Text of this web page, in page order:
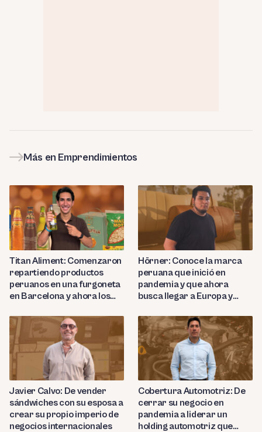
Más en Emprendimientos
Titan Aliment: Comenzaron
repartiendo productos
peruanos en una furgoneta
en Barcelona y ahora los
países
Hörner: Conoce la marca
peruana que inició en
pandemia y que ahora
busca llegar a Europa y
productos de cuero de lujo
Javier Calvo: De vender
sándwiches con su esposa a
crear su propio imperio de
negocios internacionales
Cobertura Automotriz: De
cerrar su negocio en
pandemia a liderar un
holding automotriz que